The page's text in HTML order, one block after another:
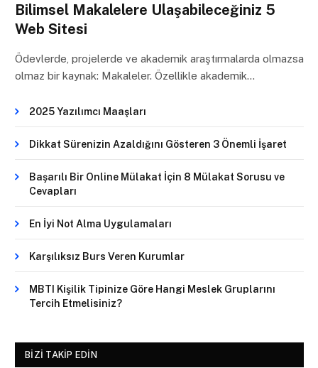
Bilimsel Makalelere Ulaşabileceğiniz 5
Web Sitesi
Ödevlerde, projelerde ve akademik araştırmalarda olmazsa
olmaz bir kaynak: Makaleler. Özellikle akademik…
2025 Yazılımcı Maaşları
Dikkat Sürenizin Azaldığını Gösteren 3 Önemli İşaret
Başarılı Bir Online Mülakat İçin 8 Mülakat Sorusu ve
Cevapları
En İyi Not Alma Uygulamaları
Karşılıksız Burs Veren Kurumlar
MBTI Kişilik Tipinize Göre Hangi Meslek Gruplarını
Tercih Etmelisiniz?
BIZI TAKIP EDIN